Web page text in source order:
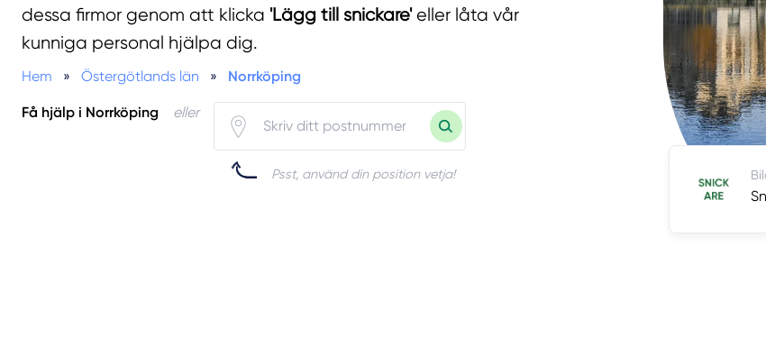
dessa firmor genom att klicka 'Lägg till snickare'eller låta vår
kunniga personal hjälpa dig.
Hem » Östergötlands län » Norrköping
Få hjälp i Norrköping eller
Psst, använd din position vetja!